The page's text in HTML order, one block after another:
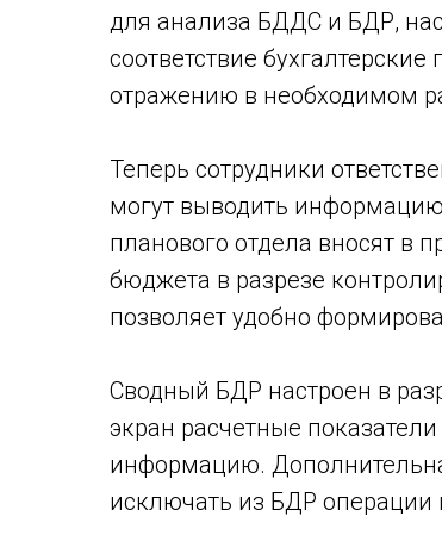
для анализа БДДС и БДР,
соответствие
отражению в необходимом
Теперь сотрудники
могут выводить
планового отдела вносят в
бюджета в разрезе
позволяет удобно
Сводный БДР настроен в
экран расчетные
информацию.
исключать из БДР операции